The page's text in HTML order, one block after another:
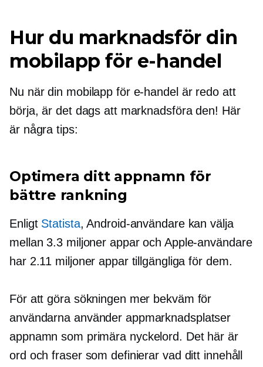
Hur du marknadsför din
mobilapp för e-handel
Nu när din mobilapp för e-handel är redo att
börja, är det dags att marknadsföra den! Här
är några tips:
Optimera ditt appnamn för
bättre rankning
Enligt Statista, Android-användare kan välja
mellan 3.3 miljoner appar och Apple-användare
har 2.11 miljoner appar tillgängliga för dem.
För att göra sökningen mer bekväm för
användarna använder appmarknadsplatser
appnamn som primära nyckelord. Det här är
ord och fraser som definierar vad ditt innehåll